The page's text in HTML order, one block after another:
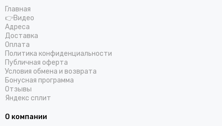
Главная
👉Видео
Адреса
Доставка
Оплата
Политика конфиденциальности
Публичная оферта
Условия обмена и возврата
Бонусная программа
Отзывы
Яндекс сплит
О компании